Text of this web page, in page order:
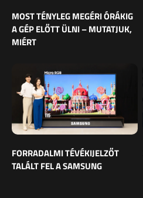
MOST TÉNYLEG MEGÉRI ÓRÁKIG
A GÉP ELŐTT ÜLNI – MUTATJUK,
MIÉRT
FORRADALMI TÉVÉKIJELZŐT
TALÁLT FEL A SAMSUNG